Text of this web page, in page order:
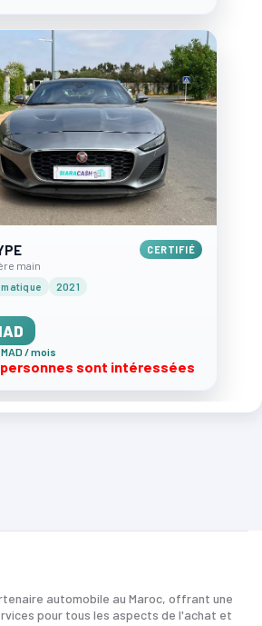
CERTIFIÉ
main
2021
/ mois
sont intéressées
automobile au Maroc, offrant une
pour tous les aspects de l'achat et